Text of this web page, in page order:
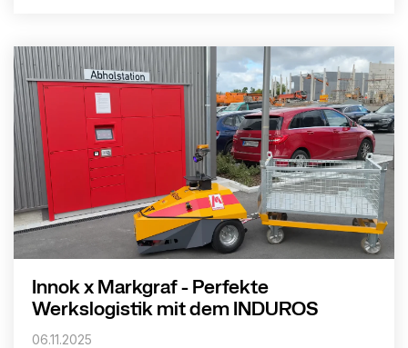
Innok x Markgraf - Perfekte
Werkslogistik mit dem INDUROS
06.11.2025